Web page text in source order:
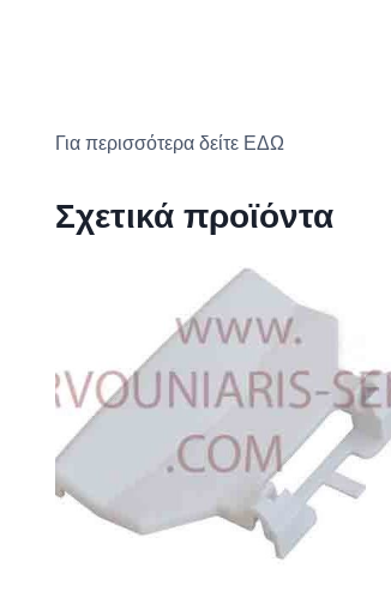
Για περισσότερα δείτε ΕΔΩ
Σχετικά προϊόντα